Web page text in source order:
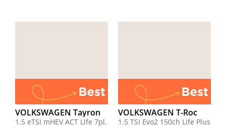
VOLKSWAGEN Tayron
1.5 eTSI mHEV ACT Life 7pl.
VOLKSWAGEN T-Roc
1.5 TSI Evo2 150ch Life Plus